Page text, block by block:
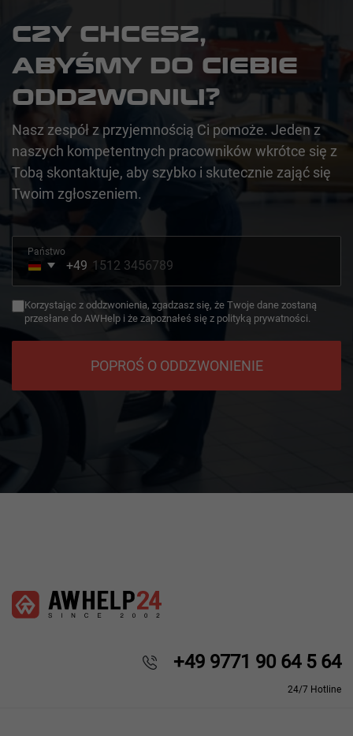
CZY CHCESZ,
ABYŚMY DO CIEBIE
ODDZWONILI?
Nasz zespół z przyjemnością Ci pomoże. Jeden z
naszych kompetentnych pracowników wkrótce się z
Tobą skontaktuje, aby szybko i skutecznie zająć się
Twoim zgłoszeniem.
Państwo
Germany
+49
+49
Korzystając z oddzwonienia, zgadzasz się, że Twoje dane zostaną
przesłane do AWHelp i że zapoznałeś się z polityką prywatności.
POPROŚ O ODDZWONIENIE
+49 9771 90 64 5 64
24/7 Hotline